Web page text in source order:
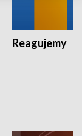
Reagujemy